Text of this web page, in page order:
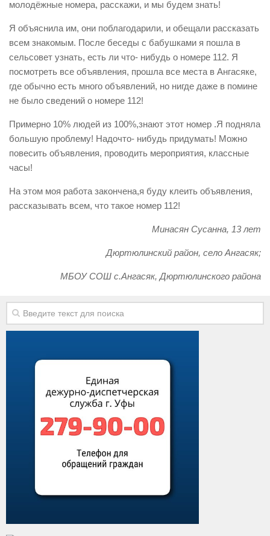
молодёжные номера, расскажи, и мы будем знать!
Я объяснила им, они поблагодарили, и обещали рассказать
всем знакомым. После беседы с бабушками я пошла в
сельсовет узнать, есть ли что- нибудь о номере 112. Я
посмотреть все объявления, прошла все места в Ангасяке,
где обычно есть много объявлений, но нигде даже в помине
не было сведений о номере 112!
Примерно 10% людей из 100%,знают этот номер .Я подняла
большую проблему! Надочто- нибудь придумать! Можно
повесить объявления, проводить мероприятия, классные
часы!
На этом моя работа закончена,я буду клеить объявления,
рассказывать всем, что такое номер 112!
Минасян Сусанна, 13 лет
Дюртюлинский район, село Ангасяк;
МБОУ СОШ с.Ангасяк, Дюртюлинского района